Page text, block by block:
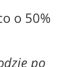
o 50%
po